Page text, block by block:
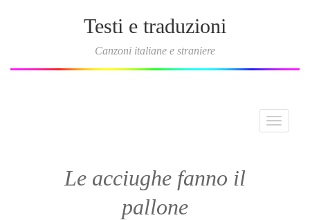
Testi e traduzioni
Canzoni italiane e straniere
Toggle
Le acciughe fanno il
pallone